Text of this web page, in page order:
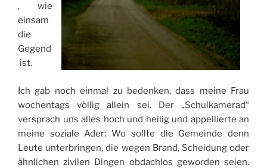
, wie
einsam
die
Gegend
ist.
Ich gab noch einmal zu bedenken, dass meine Frau
wochentags völlig allein sei. Der „Schulkamerad“
versprach uns alles hoch und heilig und appellierte an
meine soziale Ader: Wo sollte die Gemeinde denn
Leute unterbringen, die wegen Brand, Scheidung oder
ähnlichen zivilen Dingen obdachlos geworden seien.